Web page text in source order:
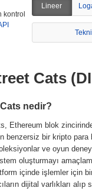
kontrol
Lineer
Cats
nedir?
Ethereum blok
benzersiz bir kripto para
ve oyun
oluşturmayı
içinde işlemler için
dijital varlıkları alıp